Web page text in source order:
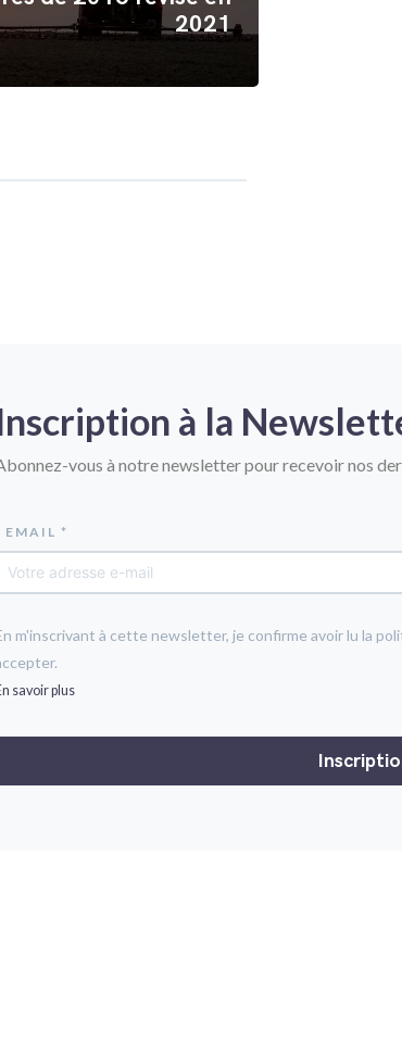
2021
à la
vous à notre newsletter pour recevoir nos
EMAIL *
m'inscrivant à cette newsletter, je confirme avoir lu la
savoir plus